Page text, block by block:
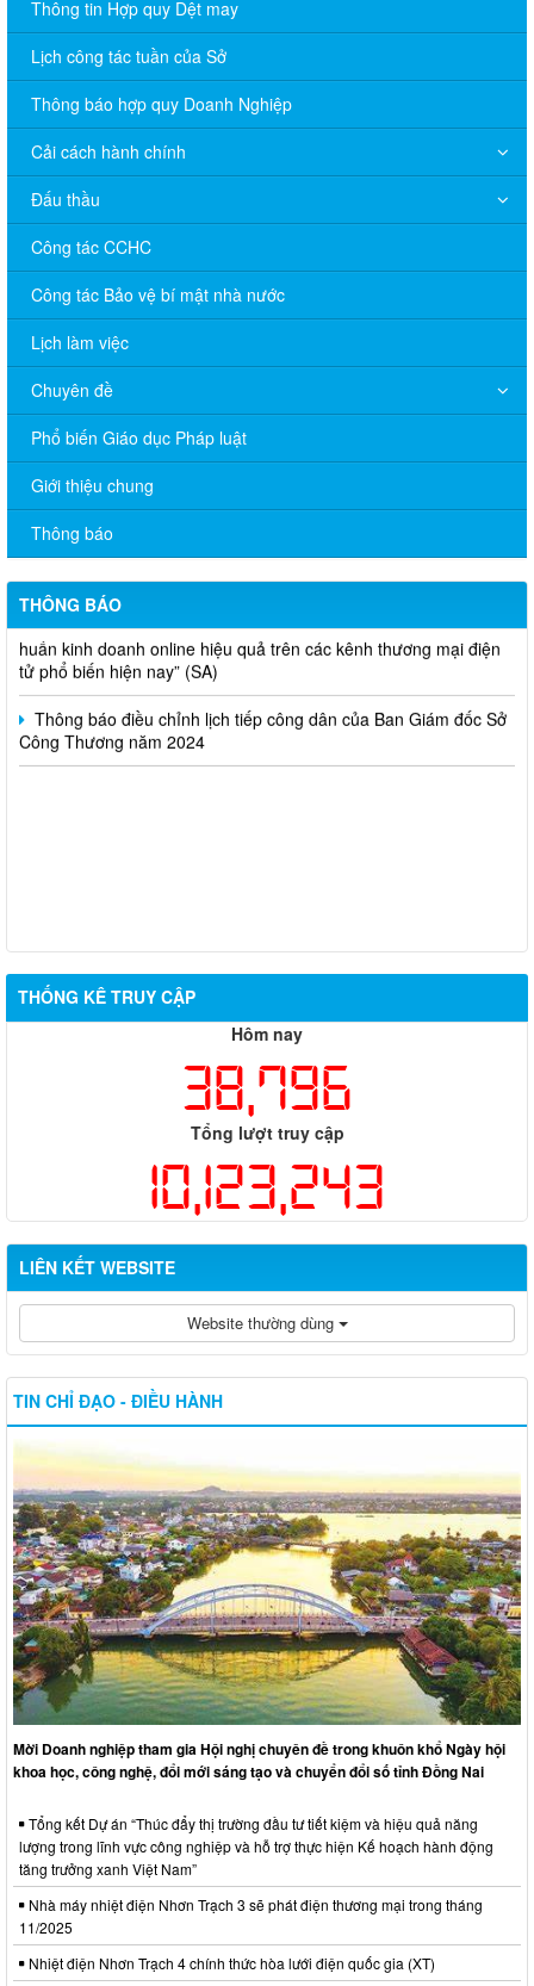
Thông tin Hợp quy Dệt may
Lịch công tác tuần của Sở
Thông báo hợp quy Doanh Nghiệp
Cải cách hành chính
Đấu thầu
Công tác CCHC
Công tác Bảo vệ bí mật nhà nước
Lịch làm việc
Chuyên đề
Phổ biến Giáo dục Pháp luật
Giới thiệu chung
Thông báo
THÔNG BÁO
V/v đề nghị báo cáo hệ thống phân phối, nhãn hiệu hàng hóa
và hoạt động mua bán khí trên địa bàn tỉnh năm 2025 (nhắc lần
2).
Thông báo bán thanh lý tài sản công theo hình thức chỉ định
Thông báo lựa chọn nhà thầu thực hiện gói thầu: “tổ chức tập
huấn kinh doanh online hiệu quả trên các kênh thương mại điện
tử phổ biến hiện nay” (SA)
Thông báo điều chỉnh lịch tiếp công dân của Ban Giám đốc Sở
Công Thương năm 2024
THỐNG KÊ TRUY CẬP
Hôm nay
38,796
Tổng lượt truy cập
10,123,243
LIÊN KẾT WEBSITE
Website thường dùng
TIN CHỈ ĐẠO - ĐIỀU HÀNH
Mời Doanh nghiệp tham gia Hội nghị chuyên đề trong khuôn khổ Ngày hội
khoa học, công nghệ, đổi mới sáng tạo và chuyển đổi số tỉnh Đồng Nai
Tổng kết Dự án “Thúc đẩy thị trường đầu tư tiết kiệm và hiệu quả năng
lượng trong lĩnh vực công nghiệp và hỗ trợ thực hiện Kế hoạch hành động
tăng trưởng xanh Việt Nam”
Nhà máy nhiệt điện Nhơn Trạch 3 sẽ phát điện thương mại trong tháng
11/2025
Nhiệt điện Nhơn Trạch 4 chính thức hòa lưới điện quốc gia (XT)